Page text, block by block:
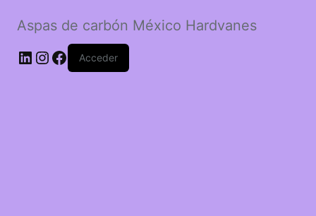
Aspas de carbón México Hardvanes
LinkedIn
Instagram
Facebook
Acceder